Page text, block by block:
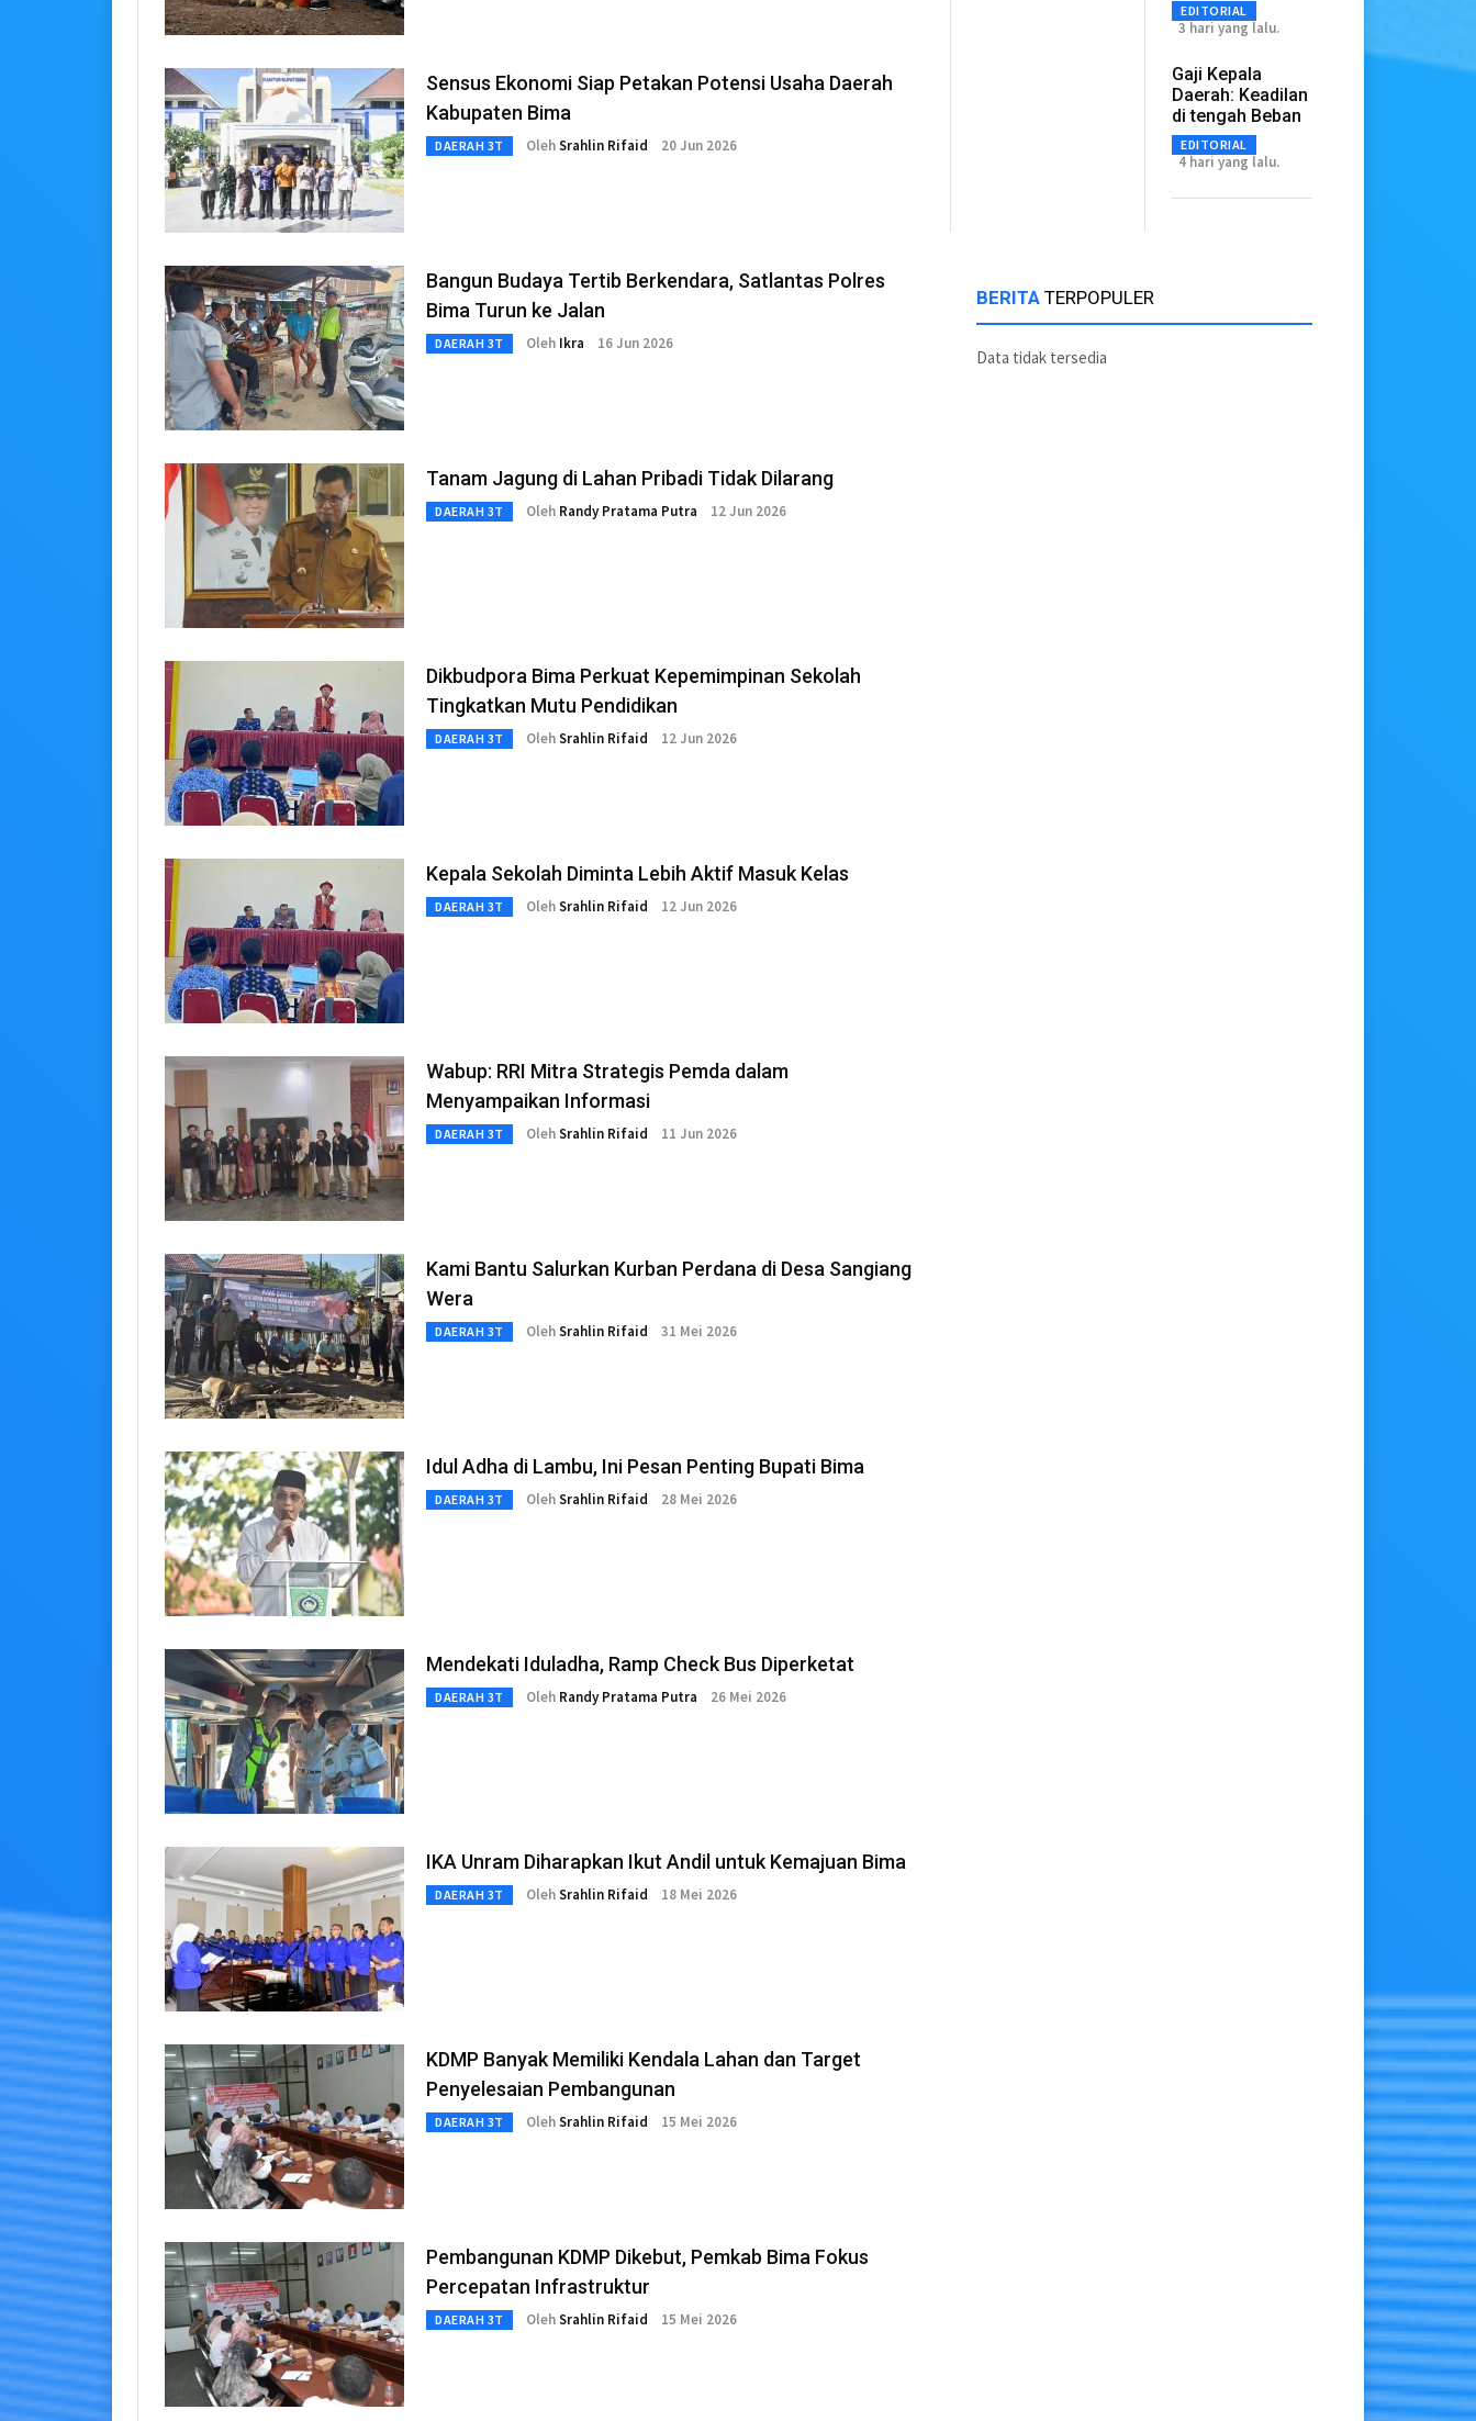
Sensus Ekonomi Siap Petakan Potensi Usaha Daerah
Kabupaten Bima
DAERAH 3T OlehSrahlin Rifaid 20 Jun 2026
Bangun Budaya Tertib Berkendara, Satlantas Polres
Bima Turun ke Jalan
DAERAH 3T Oleh Ikra 16 Jun 2026
Tanam Jagung di Lahan Pribadi Tidak Dilarang
DAERAH 3T Oleh Randy Pratama Putra 12 Jun 2026
Dikbudpora Bima Perkuat Kepemimpinan Sekolah
Tingkatkan Mutu Pendidikan
DAERAH 3T OlehSrahlin Rifaid 12 Jun 2026
Kepala Sekolah Diminta Lebih Aktif Masuk Kelas
DAERAH 3T OlehSrahlin Rifaid 12 Jun 2026
Wabup: RRI Mitra Strategis Pemda dalam
Menyampaikan Informasi
DAERAH 3T OlehSrahlin Rifaid 11 Jun 2026
Kami Bantu Salurkan Kurban Perdana di Desa Sangiang
Wera
DAERAH 3T OlehSrahlin Rifaid 31 Mei 2026
Idul Adha di Lambu, Ini Pesan Penting Bupati Bima
DAERAH 3T OlehSrahlin Rifaid 28 Mei 2026
Mendekati Iduladha, Ramp Check Bus Diperketat
DAERAH 3T Oleh Randy Pratama Putra 26 Mei 2026
IKA Unram Diharapkan Ikut Andil untuk Kemajuan Bima
DAERAH 3T OlehSrahlin Rifaid 18 Mei 2026
KDMP Banyak Memiliki Kendala Lahan dan Target
Penyelesaian Pembangunan
DAERAH 3T OlehSrahlin Rifaid 15 Mei 2026
Pembangunan KDMP Dikebut, Pemkab Bima Fokus
Percepatan Infrastruktur
DAERAH 3T OlehSrahlin Rifaid 15 Mei 2026
EDITORIAL
3 hari yang lalu.
Gaji Kepala
Daerah: Keadilan
di tengah Beban
EDITORIAL
4 hari yang lalu.
BERITATERPOPULER
Data tidak tersedia